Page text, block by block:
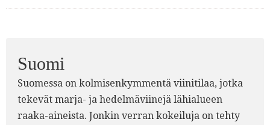
Suomi
Suomessa on kolmisenkymmentä viinitilaa, jotka
tekevät marja- ja hedelmäviinejä lähialueen
raaka-aineista. Jonkin verran kokeiluja on tehty